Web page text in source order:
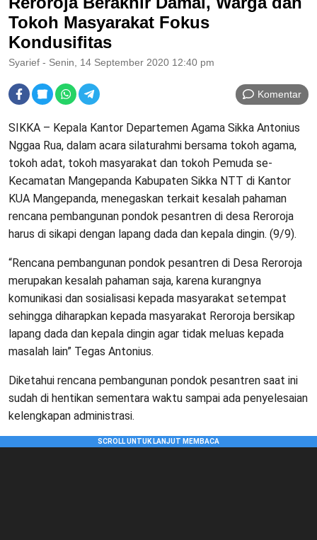
Tokoh Masyarakat Fokus
Kondusifitas
Syarief - Senin, 14 September 2020 12:40 pm
Komentar
SIKKA – Kepala Kantor Departemen Agama Sikka Antonius
Nggaa Rua, dalam acara silaturahmi bersama tokoh agama,
tokoh adat, tokoh masyarakat dan tokoh Pemuda se-
Kecamatan Mangepanda Kabupaten Sikka NTT di Kantor
KUA Mangepanda, menegaskan terkait kesalah pahaman
rencana pembangunan pondok pesantren di desa Reroroja
harus di sikapi dengan lapang dada dan kepala dingin. (9/9).
“Rencana pembangunan pondok pesantren di Desa Reroroja
merupakan kesalah pahaman saja, karena kurangnya
komunikasi dan sosialisasi kepada masyarakat setempat
sehingga diharapkan kepada masyarakat Reroroja bersikap
lapang dada dan kepala dingin agar tidak meluas kepada
masalah lain” Tegas Antonius.
Diketahui rencana pembangunan pondok pesantren saat ini
sudah di hentikan sementara waktu sampai ada penyelesaian
kelengkapan administrasi.